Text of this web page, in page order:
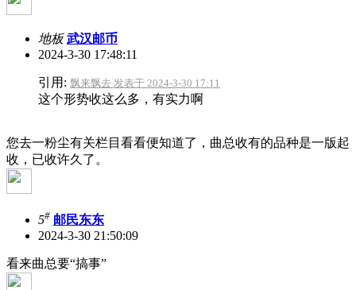
地板 武汉邮币
2024-3-30 17:48:11
引用: 飘来飘去 发表于 2024-3-30 17:11
这个形势收这么多，有实力啊
您去一粉尘有关栏目看看便知道了，曲总收有的品种是一版起
收，已收许久了。
5# 邮民东东
2024-3-30 21:50:09
看来曲总要“搞事”